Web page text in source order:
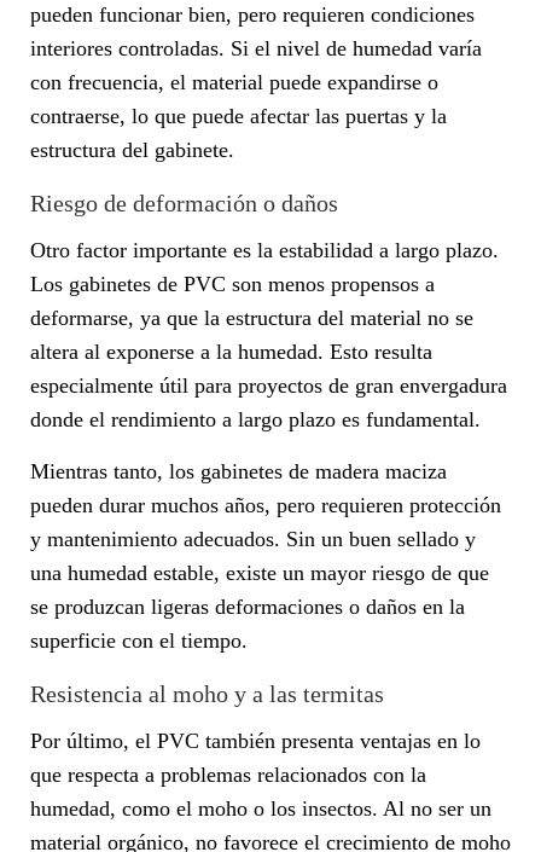
pueden funcionar bien, pero requieren condiciones
interiores controladas. Si el nivel de humedad varía
con frecuencia, el material puede expandirse o
contraerse, lo que puede afectar las puertas y la
estructura del gabinete.
Riesgo de deformación o daños
Otro factor importante es la estabilidad a largo plazo.
Los gabinetes de PVC son menos propensos a
deformarse, ya que la estructura del material no se
altera al exponerse a la humedad. Esto resulta
especialmente útil para proyectos de gran envergadura
donde el rendimiento a largo plazo es fundamental.
Mientras tanto, los gabinetes de madera maciza
pueden durar muchos años, pero requieren protección
y mantenimiento adecuados. Sin un buen sellado y
una humedad estable, existe un mayor riesgo de que
se produzcan ligeras deformaciones o daños en la
superficie con el tiempo.
Resistencia al moho y a las termitas
Por último, el PVC también presenta ventajas en lo
que respecta a problemas relacionados con la
humedad, como el moho o los insectos. Al no ser un
material orgánico, no favorece el crecimiento de moho